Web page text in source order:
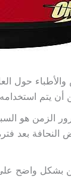
حول
يتم
الزمن هو
النحافة بعد
بشكل واضح